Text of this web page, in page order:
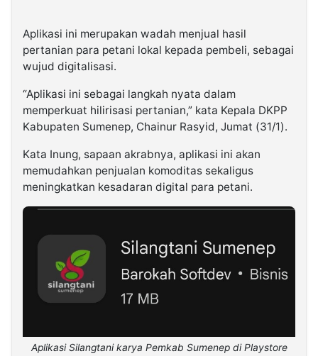
Aplikasi ini merupakan wadah menjual hasil
pertanian para petani lokal kepada pembeli, sebagai
wujud digitalisasi.
“Aplikasi ini sebagai langkah nyata dalam
memperkuat hilirisasi pertanian,” kata Kepala DKPP
Kabupaten Sumenep, Chainur Rasyid, Jumat (31/1).
Kata Inung, sapaan akrabnya, aplikasi ini akan
memudahkan penjualan komoditas sekaligus
meningkatkan kesadaran digital para petani.
Aplikasi Silangtani karya Pemkab Sumenep di Playstore